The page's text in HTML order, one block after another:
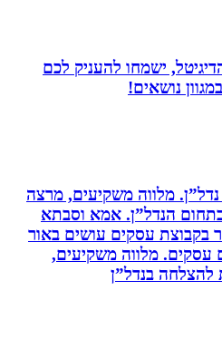
ישמחו להעניק לכם
נושאים!
מלווה משקיעים, מרצה
הנדל”ן. אמא וסבתא
עסקים עושים באור
‏מלווה משקיעים,
בנדל”ן‏